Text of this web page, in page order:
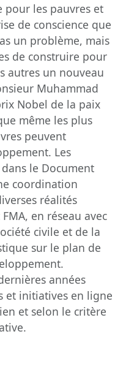
pour les pauvres et
de conscience que
un problème, mais
de construire pour
autres un nouveau
Muhammad
Nobel de la paix
même les plus
peuvent
Les
le Document
coordination
réalités
en réseau avec
civile et de la
sur le plan de
années
et initiatives en ligne
et selon le critère